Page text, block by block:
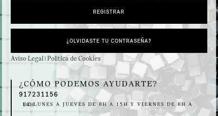
REGISTRAR
¿OLVIDASTE TU CONTRASEÑA?
Aviso Legal |Política de Cookies
¿CÓMO PODEMOS AYUDARTE?
917231156
DE LUNES A JUEVES DE 8H A 15H Y VIERNES DE 8H A 14H